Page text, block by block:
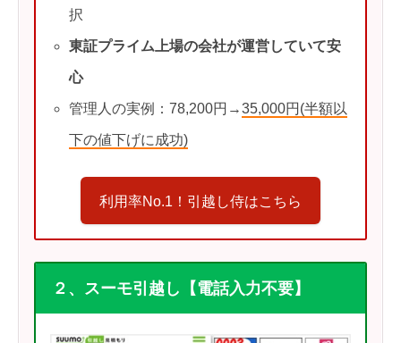
択
東証プライム上場の会社が運営していて安
心
管理人の実例：78,200円→35,000円(半額以
下の値下げに成功)
利用率No.1！引越し侍はこちら
２、スーモ引越し【電話入力不要】